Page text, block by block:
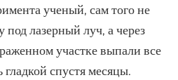
ученый, сам того не
под лазерный луч, а через
участке выпали все
спустя месяцы.